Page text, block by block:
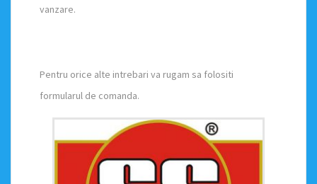
vanzare.
Pentru orice alte intrebari va rugam sa folositi
formularul de comanda.